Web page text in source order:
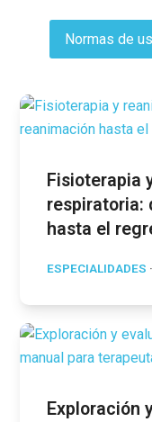
Normas de
Fisioterapia
respiratoria:
hasta el
ESPECIALIDADES ·
Exploración